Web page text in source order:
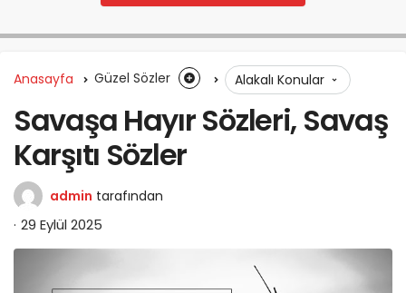
Anasayfa Güzel Sözler Alakalı Konular
Savaşa Hayır Sözleri, Savaş
Karşıtı Sözler
admin tarafından
29 Eylül 2025